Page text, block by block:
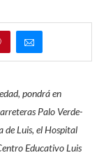
pondrá en
Palo Verde-
Luis, el Hospital
Educativo Luis